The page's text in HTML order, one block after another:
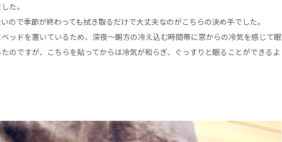
た。
ので季節が終わっても拭き取るだけで大丈夫なのがこちらの決め手でした。
ッドを置いているため、深夜～朝方の冷え込む時間帯に窓からの冷気を感じて眠
のですが、こちらを貼ってからは冷気が和らぎ、ぐっすりと眠ることができるよ